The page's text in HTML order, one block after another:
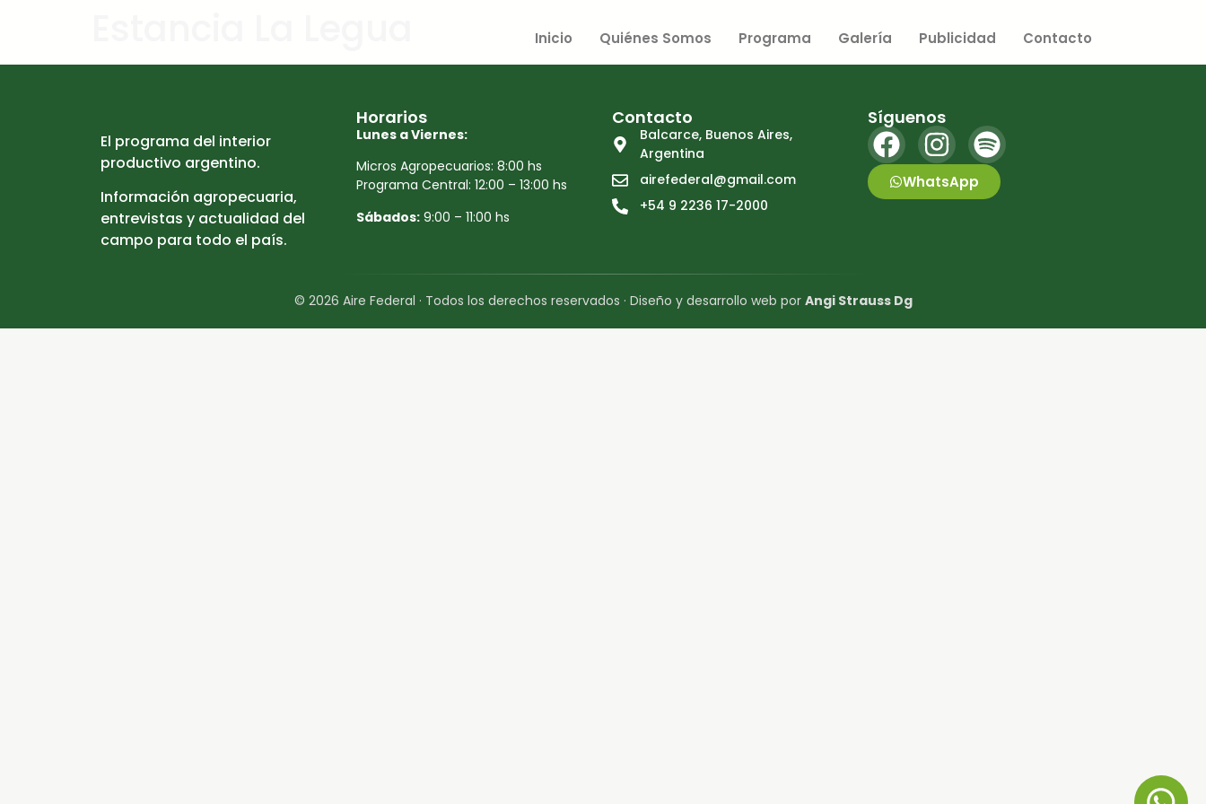
Inicio Quiénes Somos Programa Galería Publicidad Contacto
El programa del interior
productivo argentino.
Información agropecuaria,
entrevistas y actualidad del
campo para todo el país.
Horarios
Lunes a Viernes:
Micros Agropecuarios: 8:00 hs
Programa Central: 12:00 – 13:00 hs
Sábados: 9:00 – 11:00 hs
Contacto
Balcarce, Buenos Aires,
Argentina
airefederal@gmail.com
+54 9 2236 17-2000
Síguenos
WhatsApp
© 2026 Aire Federal · Todos los derechos reservados · Diseño y desarrollo web por Angi Strauss Dg